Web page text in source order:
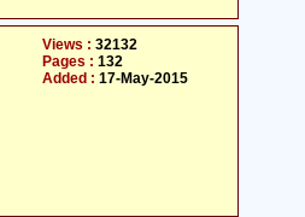
Views : 32132
Pages : 132
Added : 17-May-2015